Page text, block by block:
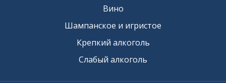
Вино
Шампанское и игристое
Крепкий алкоголь
Слабый алкоголь